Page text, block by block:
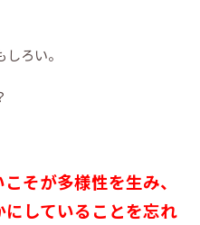
ろい。
そが多様性を生み、
していることを忘れ